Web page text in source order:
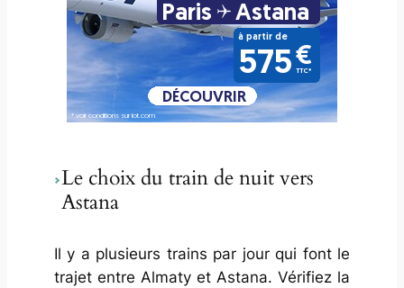
Le choix du train de nuit vers
Astana
Il y a plusieurs trains par jour qui font le
trajet entre Almaty et Astana. Vérifiez la